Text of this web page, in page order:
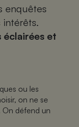
enquêtes
éclairées et
ou les
on ne se
On défend un